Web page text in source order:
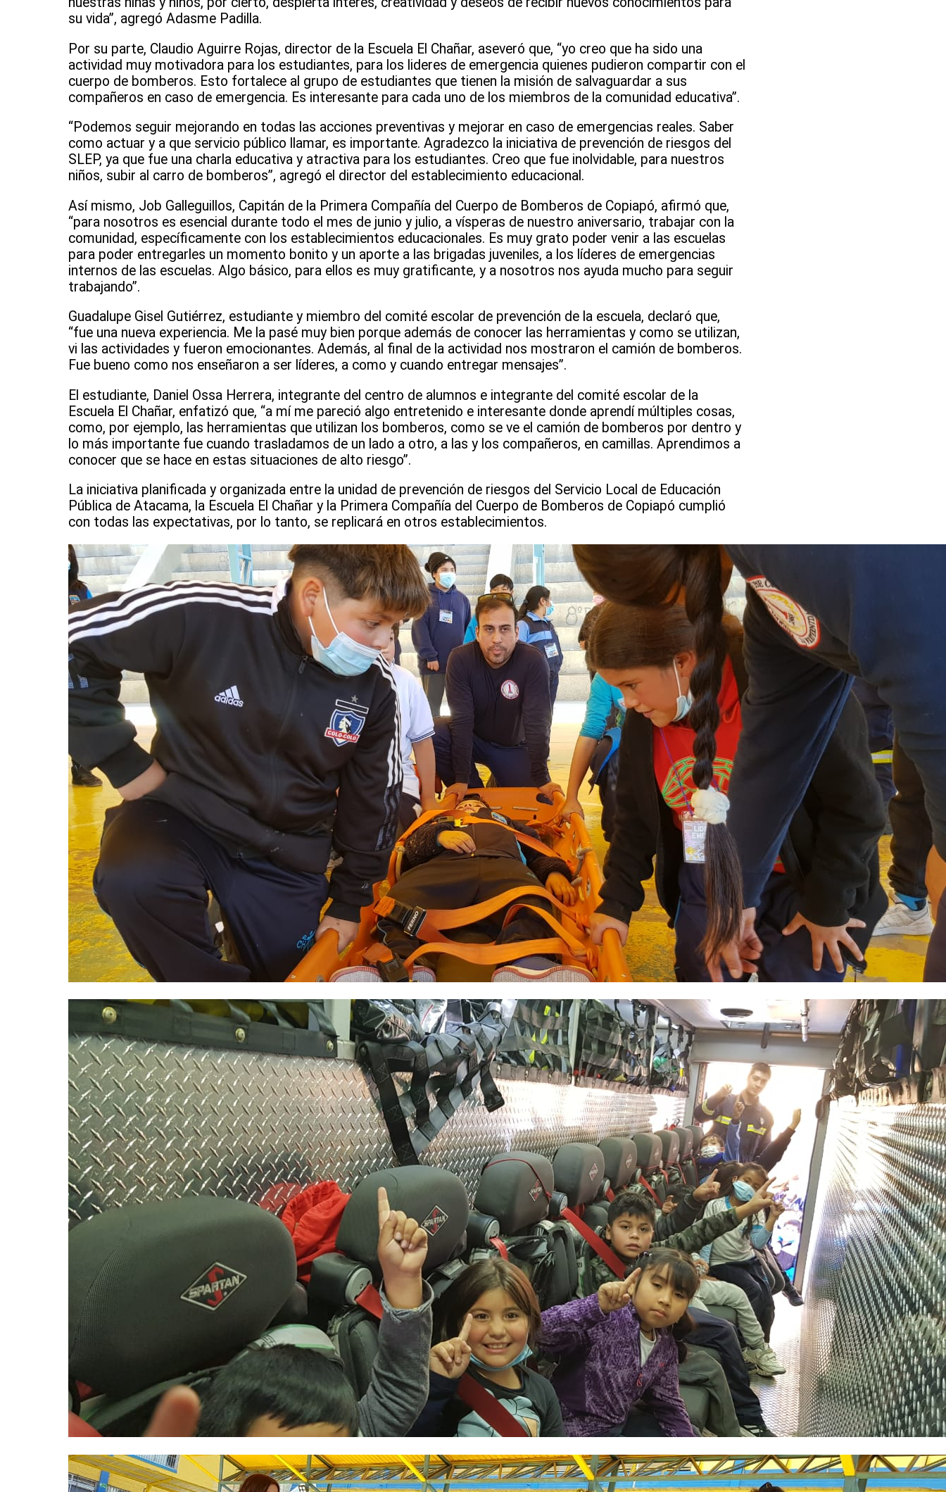
su vida”, agregó Adasme Padilla.
Por su parte, Claudio Aguirre Rojas, director de la Escuela El Chañar, aseveró que, “yo creo que ha sido una
actividad muy motivadora para los estudiantes, para los lideres de emergencia quienes pudieron compartir con el
cuerpo de bomberos. Esto fortalece al grupo de estudiantes que tienen la misión de salvaguardar a sus
compañeros en caso de emergencia. Es interesante para cada uno de los miembros de la comunidad educativa”.
“Podemos seguir mejorando en todas las acciones preventivas y mejorar en caso de emergencias reales. Saber
como actuar y a que servicio público llamar, es importante. Agradezco la iniciativa de prevención de riesgos del
SLEP, ya que fue una charla educativa y atractiva para los estudiantes. Creo que fue inolvidable, para nuestros
niños, subir al carro de bomberos”, agregó el director del establecimiento educacional.
Así mismo, Job Galleguillos, Capitán de la Primera Compañía del Cuerpo de Bomberos de Copiapó, afirmó que,
“para nosotros es esencial durante todo el mes de junio y julio, a vísperas de nuestro aniversario, trabajar con la
comunidad, específicamente con los establecimientos educacionales. Es muy grato poder venir a las escuelas
para poder entregarles un momento bonito y un aporte a las brigadas juveniles, a los líderes de emergencias
internos de las escuelas. Algo básico, para ellos es muy gratificante, y a nosotros nos ayuda mucho para seguir
trabajando”.
Guadalupe Gisel Gutiérrez, estudiante y miembro del comité escolar de prevención de la escuela, declaró que,
“fue una nueva experiencia. Me la pasé muy bien porque además de conocer las herramientas y como se utilizan,
vi las actividades y fueron emocionantes. Además, al final de la actividad nos mostraron el camión de bomberos.
Fue bueno como nos enseñaron a ser líderes, a como y cuando entregar mensajes”.
El estudiante, Daniel Ossa Herrera, integrante del centro de alumnos e integrante del comité escolar de la
Escuela El Chañar, enfatizó que, “a mí me pareció algo entretenido e interesante donde aprendí múltiples cosas,
como, por ejemplo, las herramientas que utilizan los bomberos, como se ve el camión de bomberos por dentro y
lo más importante fue cuando trasladamos de un lado a otro, a las y los compañeros, en camillas. Aprendimos a
conocer que se hace en estas situaciones de alto riesgo”.
La iniciativa planificada y organizada entre la unidad de prevención de riesgos del Servicio Local de Educación
Pública de Atacama, la Escuela El Chañar y la Primera Compañía del Cuerpo de Bomberos de Copiapó cumplió
con todas las expectativas, por lo tanto, se replicará en otros establecimientos.